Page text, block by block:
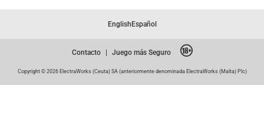
English Español
Contacto Juego más Seguro
Copyright © 2026 ElectraWorks (Ceuta) SA (anteriormente denominada ElectraWorks (Malta) Plc)